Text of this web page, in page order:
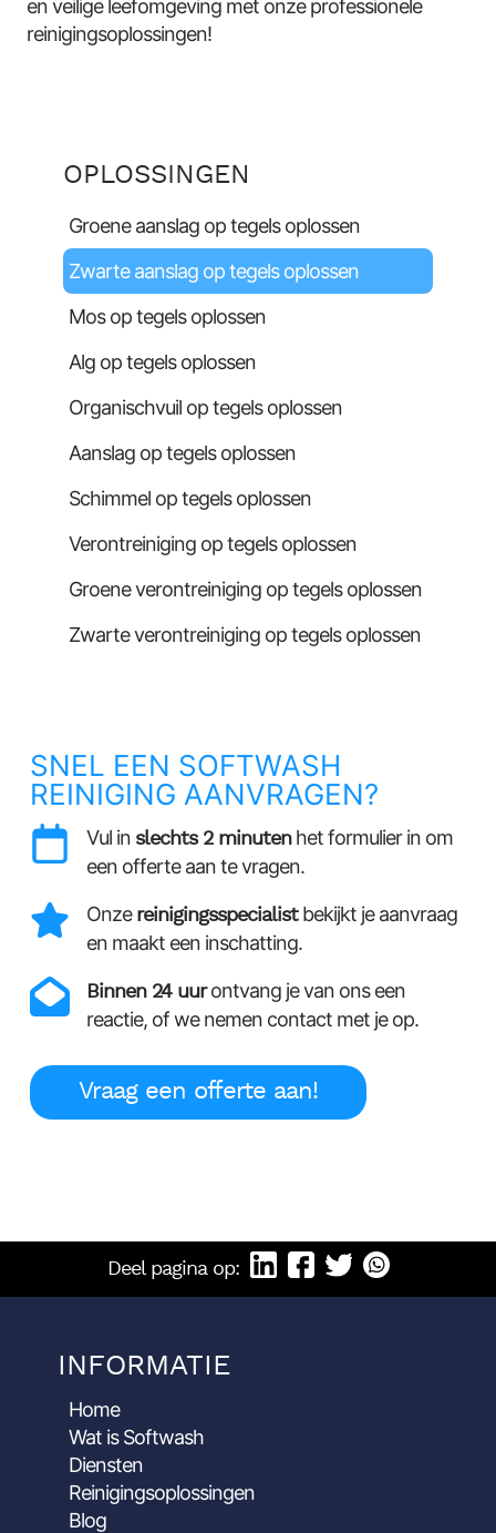
en veilige leefomgeving met onze professionele
reinigingsoplossingen!
OPLOSSINGEN
Groene aanslag op tegels oplossen
Zwarte aanslag op tegels oplossen
Mos op tegels oplossen
Alg op tegels oplossen
Organischvuil op tegels oplossen
Aanslag op tegels oplossen
Schimmel op tegels oplossen
Verontreiniging op tegels oplossen
Groene verontreiniging op tegels oplossen
Zwarte verontreiniging op tegels oplossen
SNEL EEN SOFTWASH
REINIGING AANVRAGEN?
Vul in slechts 2 minutenhet formulier in om
een offerte aan te vragen.
Onzereinigingsspecialistbekijkt je aanvraag
en maakt een inschatting.
Binnen 24 uurontvang je van ons een
reactie, of we nemen contact met je op.
Vraag een offerte aan!
Deel pagina op:
INFORMATIE
Home
Wat is Softwash
Diensten
Reinigingsoplossingen
Blog